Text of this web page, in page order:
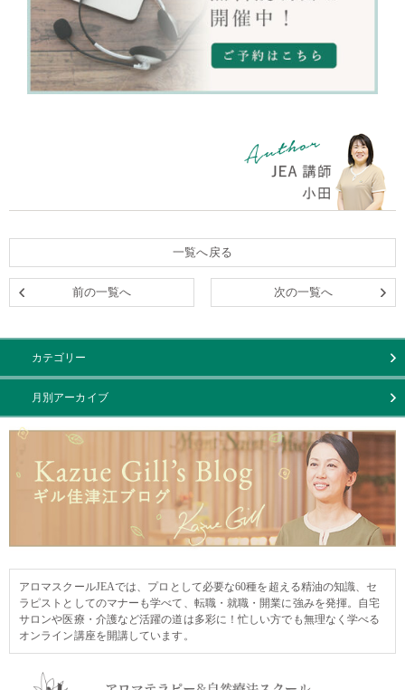
前の一覧へ 次の一覧へ
一覧へ戻る
カテゴリー
月別アーカイブ
アロマスクールJEAでは、プロとして必要な60種を超える精油の知識、セ
ラピストとしてのマナーも学べて、転職・就職・開業に強みを発揮。自宅
サロンや医療・介護など活躍の道は多彩に！忙しい方でも無理なく学べる
オンライン講座を開講しています。